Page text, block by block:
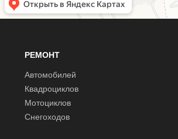
РЕМОНТ
Автомобилей
Квадроциклов
Мотоциклов
Снегоходов